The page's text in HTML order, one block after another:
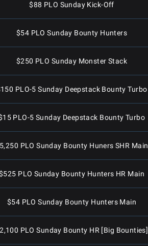
$88 PLO Sunday Kick-Off
$54 PLO Sunday Bounty Hunters
$250 PLO Sunday Monster Stack
PLO-5 Sunday Deepstack Bounty Turbo
PLO-5 Sunday Deepstack Bounty Turbo
PLO Sunday Bounty Huners SHR Main
PLO Sunday Bounty Hunters HR Main
$54 PLO Sunday Bounty Hunters Main
PLO Sunday Bounty HR [Big Bounties]